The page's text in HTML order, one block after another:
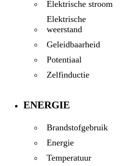
Elektrische stroom
Elektrische
weerstand
Geleidbaarheid
Potentiaal
Zelfinductie
ENERGIE
Brandstofgebruik
Energie
Temperatuur